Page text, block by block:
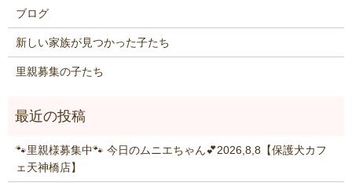
ブログ
新しい家族が見つかった子たち
里親募集の子たち
🐾里親様募集中🐾 今日のムニエちゃん💕2026,8,8【保護犬カフ
ェ天神橋店】